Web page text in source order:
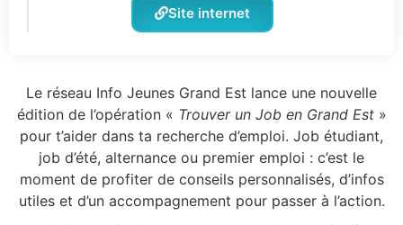
Site internet
Le réseau Info Jeunes Grand Est lance une nouvelle
édition de l’opération « Trouver un Job en Grand Est»
pour t’aider dans ta recherche d’emploi. Job étudiant,
job d’été, alternance ou premier emploi : c’est le
moment de profiter de conseils personnalisés, d’infos
utiles et d’un accompagnement pour passer à l’action.